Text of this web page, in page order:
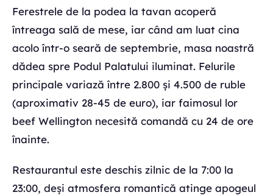
Ferestrele de la podea la tavan acoperă
întreaga sală de mese, iar când am luat cina
acolo într-o seară de septembrie, masa noastră
dădea spre Podul Palatului iluminat. Felurile
principale variază între 2.800 și 4.500 de ruble
(aproximativ 28-45 de euro), iar faimosul lor
beef Wellington necesită comandă cu 24 de ore
înainte.
Restaurantul este deschis zilnic de la 7:00 la
23:00, deși atmosfera romantică atinge apogeul